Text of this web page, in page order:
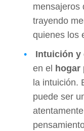
mensajeros
trayendo
quienes los
Intuición y
en el hogar
la intuición.
puede ser